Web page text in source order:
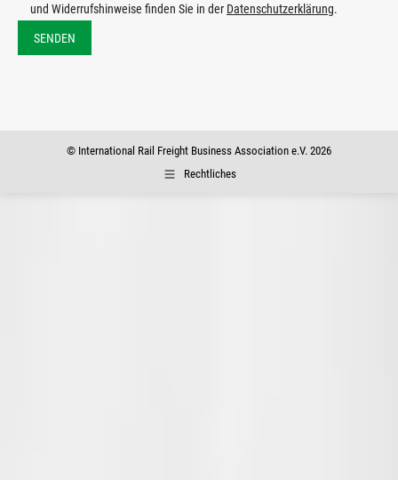
und Widerrufshinweise finden Sie in der Datenschutzerklärung.
© International Rail Freight Business Association e.V. 2026
Rechtliches